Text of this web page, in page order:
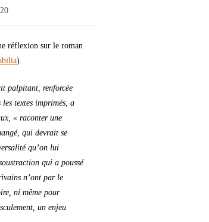
réflexion sur le roman
).
palpitant, renforcée
textes imprimés, a
« raconter une
qui devrait se
qu’on lui
qui a poussé
n’ont par le
ni même pour
un enjeu